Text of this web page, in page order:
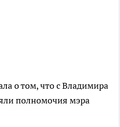
о том, что с Владимира
полномочия мэра